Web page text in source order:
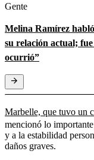
Gente
Melina Ramírez
su relación actual;
ocurrió”
Marbelle, que tuvo un
mencionó lo
y a la estabilidad
daños graves.